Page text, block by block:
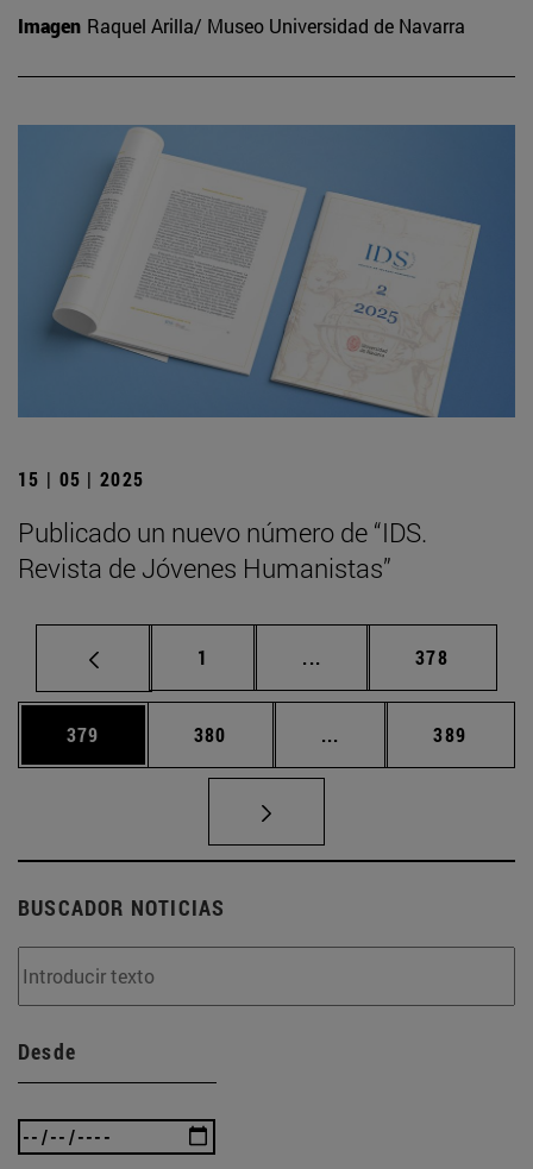
Imagen Raquel Arilla/ Museo Universidad de Navarra
15 | 05 | 2025
Publicado un nuevo número de “IDS.
Revista de Jóvenes Humanistas”
Página
1 ... Páginas intermedias
Página
378
Página
379 Página
380 ... Páginas intermedias
Página
389
BUSCADOR NOTICIAS
Desde